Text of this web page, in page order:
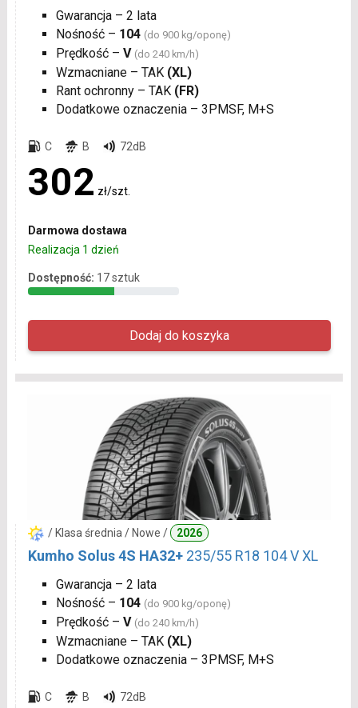
Gwarancja – 2 lata
Nośność – 104 (do 900 kg/oponę)
Prędkość – V (do 240 km/h)
Wzmacniane – TAK (XL)
Rant ochronny – TAK (FR)
Dodatkowe oznaczenia – 3PMSF, M+S
C B 72dB
302 zł/szt.
Darmowa dostawa
Realizacja 1 dzień
Dostępność: 17 sztuk
/ Klasa średnia / Nowe / 2026
Kumho Solus 4S HA32+ 235/55 R18 104 V XL
Gwarancja – 2 lata
Nośność – 104 (do 900 kg/oponę)
Prędkość – V (do 240 km/h)
Wzmacniane – TAK (XL)
Dodatkowe oznaczenia – 3PMSF, M+S
C B 72dB